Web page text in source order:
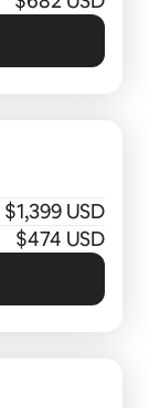
$1,399 USD
$474 USD